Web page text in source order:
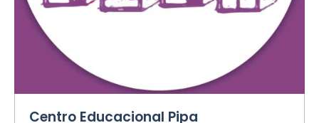
Centro Educacional Pipa